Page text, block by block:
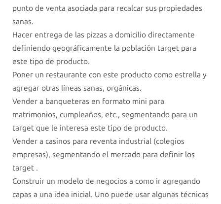
punto de venta asociada para recalcar sus propiedades
sanas.
Hacer entrega de las pizzas a domicilio directamente
definiendo geográficamente la población target para
este tipo de producto.
Poner un restaurante con este producto como estrella y
agregar otras líneas sanas, orgánicas.
Vender a banqueteras en formato mini para
matrimonios, cumpleaños, etc., segmentando para un
target que le interesa este tipo de producto.
Vender a casinos para reventa industrial (colegios
empresas), segmentando el mercado para definir los
target .
Construir un modelo de negocios a como ir agregando
capas a una idea inicial. Uno puede usar algunas técnicas